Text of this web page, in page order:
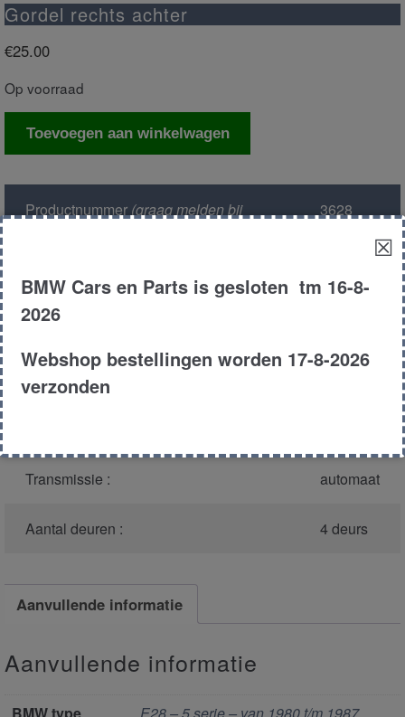
Gordel rechts achter
€25.00
Op voorraad
GordelToevoegen aan winkelwagen
Productnummer(graag melden bij
3628
Model : E28
Type :
Transmissie : automaat
Aantal deuren : 4 deurs
Aanvullende informatie
Aanvullende informatie
☒
BMW Cars en Parts is gesloten tm 16-8-
2026
Webshop bestellingen worden 17-8-2026
verzonden